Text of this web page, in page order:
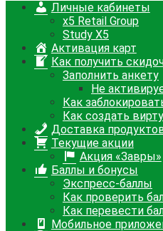
Личные кабинеты
x5 Retail Group
Study X5
Активация карт
Как получить
Заполнить анкету
Не
Как
Как создать
Доставка
Текущие акции
Акция «Завры»
Баллы и бонусы
Экспресс-баллы
Как проверить
Как перевести
Мобильное